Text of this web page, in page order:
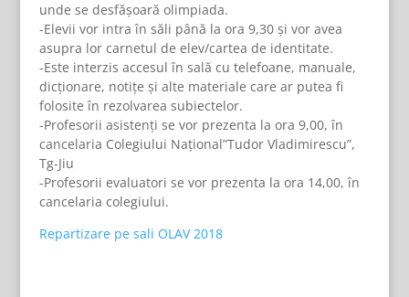
unde se desfăşoară olimpiada.
-Elevii vor intra în săli până la ora 9,30 şi vor avea
asupra lor carnetul de elev/cartea de identitate.
-Este interzis accesul în sală cu telefoane, manuale,
dicţionare, notiţe şi alte materiale care ar putea fi
folosite în rezolvarea subiectelor.
-Profesorii asistenţi se vor prezenta la ora 9,00, în
cancelaria Colegiului Naţional”Tudor Vladimirescu”,
Tg-Jiu
-Profesorii evaluatori se vor prezenta la ora 14,00, în
cancelaria colegiului.
Repartizare pe sali OLAV 2018